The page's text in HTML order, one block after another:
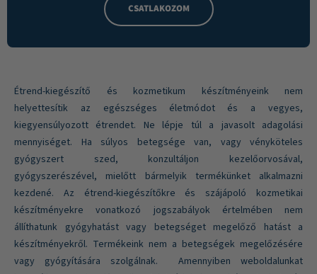
CSATLAKOZOM
Étrend-kiegészítő és kozmetikum készítményeink nem
helyettesítik az egészséges életmódot és a vegyes,
kiegyensúlyozott étrendet. Ne lépje túl a javasolt adagolási
mennyiséget. Ha súlyos betegsége van, vagy vényköteles
gyógyszert szed, konzultáljon kezelőorvosával,
gyógyszerészével, mielőtt bármelyik termékünket alkalmazni
kezdené. Az étrend-kiegészítőkre és szájápoló kozmetikai
készítményekre vonatkozó jogszabályok értelmében nem
állíthatunk gyógyhatást vagy betegséget megelőző hatást a
készítményekről. Termékeink nem a betegségek megelőzésére
vagy gyógyítására szolgálnak. Amennyiben weboldalunkat